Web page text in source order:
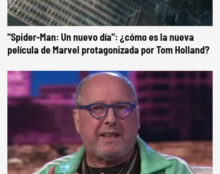
"Spider-Man: Un nuevo día": ¿cómo es la nueva
película de Marvel protagonizada por Tom Holland?